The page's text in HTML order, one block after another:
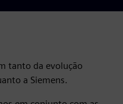
tanto da evolução
a Siemens.